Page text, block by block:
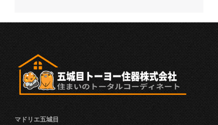
マドリエ五城目